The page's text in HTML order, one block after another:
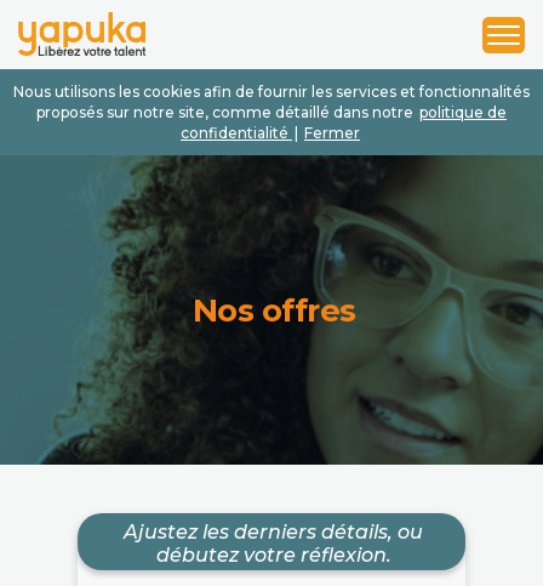
Nous utilisons les cookies afin de fournir les services et fonctionnalités
proposés sur notre site, comme détaillé dans notre politique de
confidentialité
Fermer
1
2
3
Nos offres
Ajustez les derniers détails, ou
débutez votre réflexion.